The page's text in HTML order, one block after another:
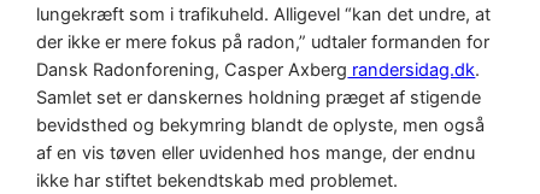
lungekræft som i trafikuheld. Alligevel “kan det undre, at
der ikke er mere fokus på radon,” udtaler formanden for
Dansk Radonforening, Casper Axberg randersidag.dk.
Samlet set er danskernes holdning præget af stigende
bevidsthed og bekymring blandt de oplyste, men også
af en vis tøven eller uvidenhed hos mange, der endnu
ikke har stiftet bekendtskab med problemet.